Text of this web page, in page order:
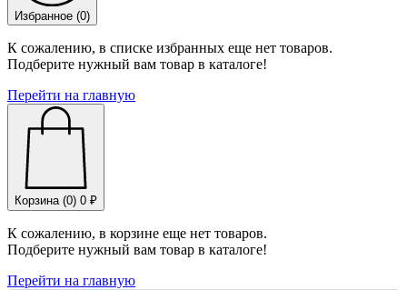
Избранное (0)
К сожалению, в списке избранных еще нет товаров.
Подберите нужный вам товар в каталоге!
Перейти на главную
Корзина (0) 0 ₽
К сожалению, в корзине еще нет товаров.
Подберите нужный вам товар в каталоге!
Перейти на главную